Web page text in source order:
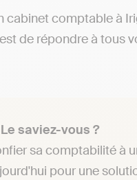
cabinet comptable à
de répondre à
saviez-vous ?
sa comptabilité à
pour une